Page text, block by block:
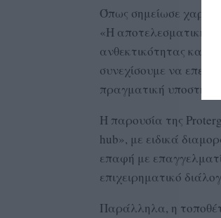
Όπως σημείωσε
«Η αποτελεσματική
ανθεκτικότητας και
συνεχίσουμε να
πραγματική
Η παρουσία της
hub», με ειδικά
επαφή με
επιχειρηματικό
Παράλληλα, η